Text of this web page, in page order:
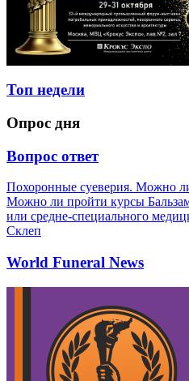
Топ недели
Опрос дня
Вопрос ответ
Похоронные суеверия. Можно
Можно ли пройти курсы
или средне-специального
Склеп
World Funeral News